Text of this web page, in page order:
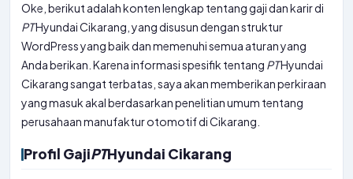
Oke, berikut adalah konten lengkap tentang gaji dan karir di
PTHyundai Cikarang, yang disusun dengan struktur
WordPress yang baik dan memenuhi semua aturan yang
Anda berikan. Karena informasi spesifik tentang PTHyundai
Cikarang sangat terbatas, saya akan memberikan perkiraan
yang masuk akal berdasarkan penelitian umum tentang
perusahaan manufaktur otomotif di Cikarang.
Profil GajiPTHyundai Cikarang